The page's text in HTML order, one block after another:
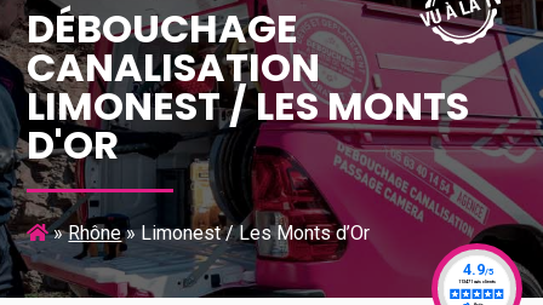
DÉBOUCHAGE
CANALISATION
LIMONEST / LES MONTS
D'OR
»Rhône»Limonest / Les Monts d’Or